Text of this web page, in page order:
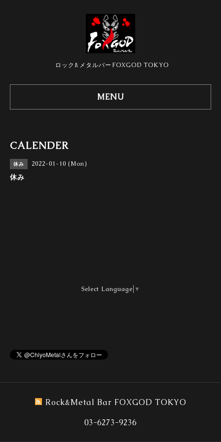
ロック&メタルバーFOXGOD TOKYO
MENU
CALENDER
休み 2022-01-10 (Mon)
休み
Select Language ▼
Rock&Metal Bar FOXGOD TOKYO
03-6273-9236